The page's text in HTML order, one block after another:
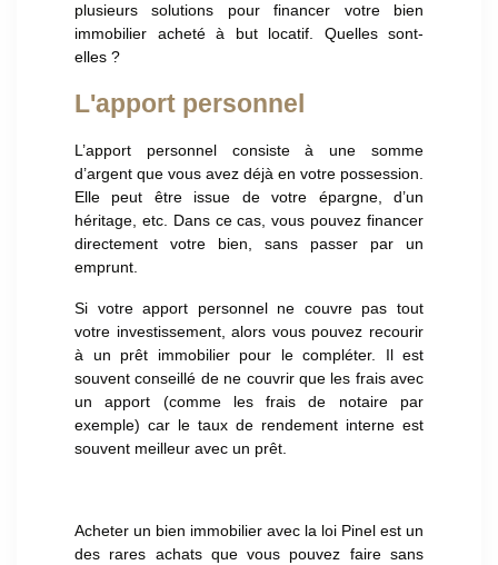
plusieurs solutions pour financer votre bien
immobilier acheté à but locatif. Quelles sont-
elles ?
L'apport personnel
L’apport personnel consiste à une somme
d’argent que vous avez déjà en votre possession.
Elle peut être issue de votre épargne, d’un
héritage, etc. Dans ce cas, vous pouvez financer
directement votre bien, sans passer par un
emprunt.
Si votre apport personnel ne couvre pas tout
votre investissement, alors vous pouvez recourir
à un prêt immobilier pour le compléter. Il est
souvent conseillé de ne couvrir que les frais avec
un apport (comme les frais de notaire par
exemple) car le taux de rendement interne est
souvent meilleur avec un prêt.
Acheter un bien immobilier avec la loi Pinel est un
des rares achats que vous pouvez faire sans